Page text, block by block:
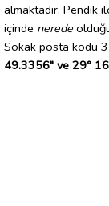
almaktadır. Pendik
içinde nerede
Sokak posta kodu
49.3356" ve 29°